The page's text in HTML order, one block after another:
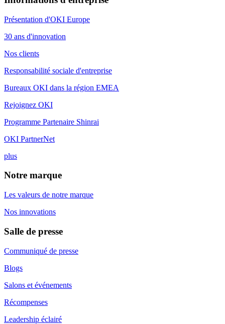
Présentation d'OKI Europe
30 ans d'innovation
Nos clients
Responsabilité sociale d'entreprise
Bureaux OKI dans la région EMEA
Rejoignez OKI
Programme Partenaire Shinrai
OKI PartnerNet
plus
Notre marque
Les valeurs de notre marque
Nos innovations
Salle de presse
Communiqué de presse
Blogs
Salons et événements
Récompenses
Leadership éclairé